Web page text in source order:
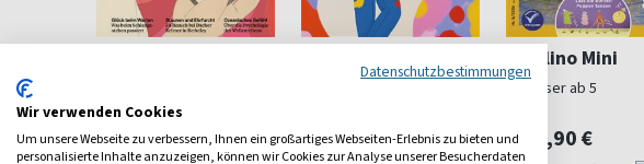
ab 8,11 € ab 8,50 €
GEOlino Mini
Erstleser ab 5
ab 4,90 €
Datenschutzbestimmungen
Wir verwenden Cookies
Um unsere Webseite zu verbessern, Ihnen ein großartiges Webseiten-Erlebnis zu bieten und
personalisierte Inhalte anzuzeigen, können wir Cookies zur Analyse unserer Besucherdaten